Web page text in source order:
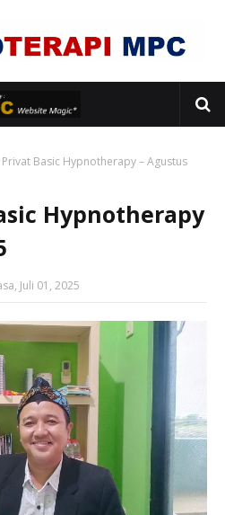
Privat Basic Hypnotherapy – Agustus
Hypnotherapy
Juli 01, 2025